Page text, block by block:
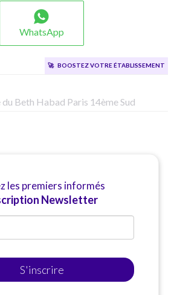
WhatsApp
🚀 Boostez votre établissement
Beth Habad Paris 14ème Sud
les premiers informés
Newsletter
S'inscrire